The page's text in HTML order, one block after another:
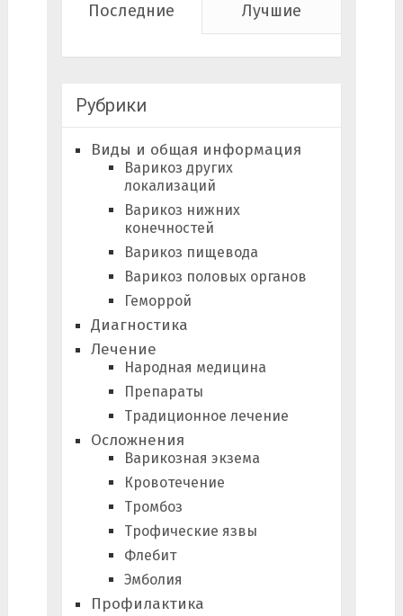
Последние Лучшие
Рубрики
Виды и общая информация
Варикоз других
локализаций
Варикоз нижних
конечностей
Варикоз пищевода
Варикоз половых органов
Геморрой
Диагностика
Лечение
Народная медицина
Препараты
Традиционное лечение
Осложнения
Варикозная экзема
Кровотечение
Тромбоз
Трофические язвы
Флебит
Эмболия
Профилактика